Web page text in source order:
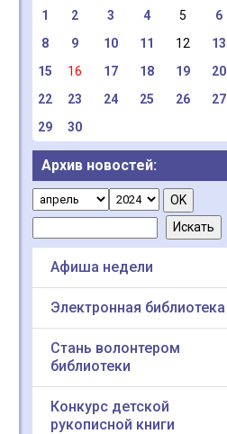
1
2 3 4 5 6
8
9 10 11 12 13
15
16 17 18 19 20
22
23 24 25 26 27
29
30
Архив новостей:
Афиша недели
Электронная библиотека
Стань волонтером
библиотеки
Конкурс детской
рукописной книги